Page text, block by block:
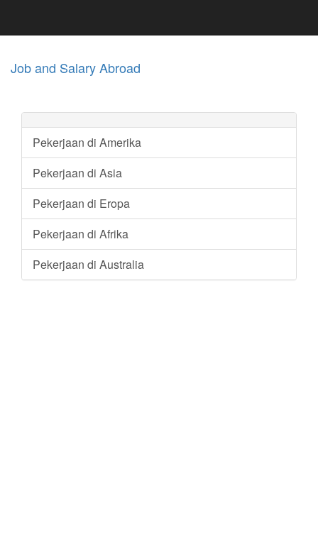
Job and Salary Abroad
Pekerjaan di Amerika
Pekerjaan di Asia
Pekerjaan di Eropa
Pekerjaan di Afrika
Pekerjaan di Australia